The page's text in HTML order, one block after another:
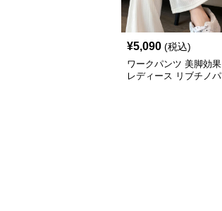
¥5,090 (税込)
ワークパンツ 美脚効果
レディース リブチノパ